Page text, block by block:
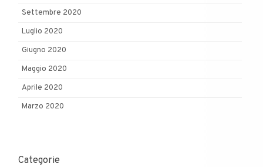
Settembre 2020
Luglio 2020
Giugno 2020
Maggio 2020
Aprile 2020
Marzo 2020
Categorie